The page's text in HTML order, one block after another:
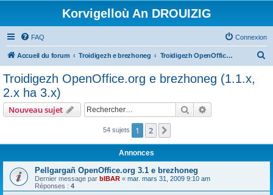
Korvigelloù An DROUIZIG
FAQ Connexion
Accueil du forum Troidigezh e brezhoneg Troidigezh OpenOffice.org e brezhoneg (1.1.x, 2.x ha 3.x)
c
Troidigezh OpenOffice.org e brezhoneg (1.1.x,
2.x ha 3.x)
Nouveau sujet Rechercher
54 sujets 1 2
Annonces
Pellgargañ OpenOffice.org 3.1 e brezhoneg
Dernier message par bIBAR « mar. mars 31, 2009 9:10 am
Réponses : 4